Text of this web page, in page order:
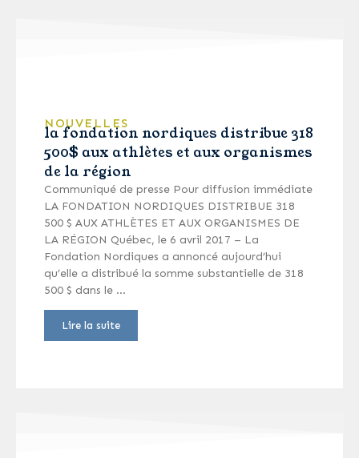
NOUVELLES
la fondation nordiques distribue 318
500$ aux athlètes et aux organismes
de la région
Communiqué de presse Pour diffusion immédiate
LA FONDATION NORDIQUES DISTRIBUE 318
500 $ AUX ATHLÈTES ET AUX ORGANISMES DE
LA RÉGION Québec, le 6 avril 2017 – La
Fondation Nordiques a annoncé aujourd’hui
qu’elle a distribué la somme substantielle de 318
500 $ dans le …
Lire la suite